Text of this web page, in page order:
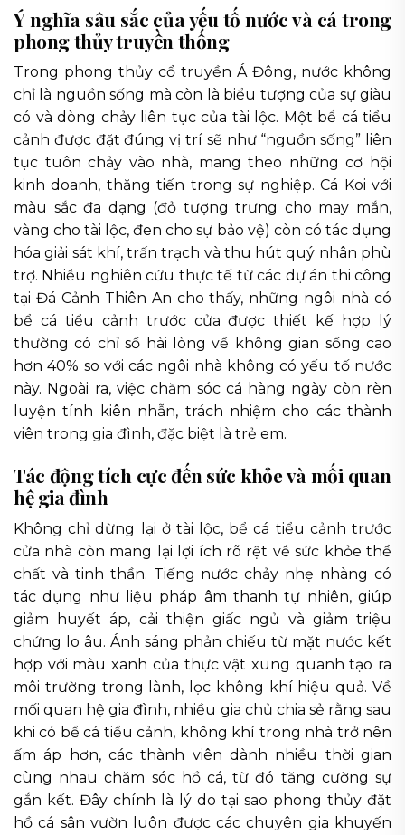
Ý nghĩa sâu sắc của yếu tố nước và cá trong
phong thủy truyền thống
Trong phong thủy cổ truyền Á Đông, nước không
chỉ là nguồn sống mà còn là biểu tượng của sự giàu
có và dòng chảy liên tục của tài lộc. Một bể cá tiểu
cảnh được đặt đúng vị trí sẽ như “nguồn sống” liên
tục tuôn chảy vào nhà, mang theo những cơ hội
kinh doanh, thăng tiến trong sự nghiệp. Cá Koi với
màu sắc đa dạng (đỏ tượng trưng cho may mắn,
vàng cho tài lộc, đen cho sự bảo vệ) còn có tác dụng
hóa giải sát khí, trấn trạch và thu hút quý nhân phù
trợ. Nhiều nghiên cứu thực tế từ các dự án thi công
tại Đá Cảnh Thiên An cho thấy, những ngôi nhà có
bể cá tiểu cảnh trước cửa được thiết kế hợp lý
thường có chỉ số hài lòng về không gian sống cao
hơn 40% so với các ngôi nhà không có yếu tố nước
này. Ngoài ra, việc chăm sóc cá hàng ngày còn rèn
luyện tính kiên nhẫn, trách nhiệm cho các thành
viên trong gia đình, đặc biệt là trẻ em.
Tác động tích cực đến sức khỏe và mối quan
hệ gia đình
Không chỉ dừng lại ở tài lộc, bể cá tiểu cảnh trước
cửa nhà còn mang lại lợi ích rõ rệt về sức khỏe thể
chất và tinh thần. Tiếng nước chảy nhẹ nhàng có
tác dụng như liệu pháp âm thanh tự nhiên, giúp
giảm huyết áp, cải thiện giấc ngủ và giảm triệu
chứng lo âu. Ánh sáng phản chiếu từ mặt nước kết
hợp với màu xanh của thực vật xung quanh tạo ra
môi trường trong lành, lọc không khí hiệu quả. Về
mối quan hệ gia đình, nhiều gia chủ chia sẻ rằng sau
khi có bể cá tiểu cảnh, không khí trong nhà trở nên
ấm áp hơn, các thành viên dành nhiều thời gian
cùng nhau chăm sóc hồ cá, từ đó tăng cường sự
gắn kết. Đây chính là lý do tại sao phong thủy đặt
hồ cá sân vườn luôn được các chuyên gia khuyến